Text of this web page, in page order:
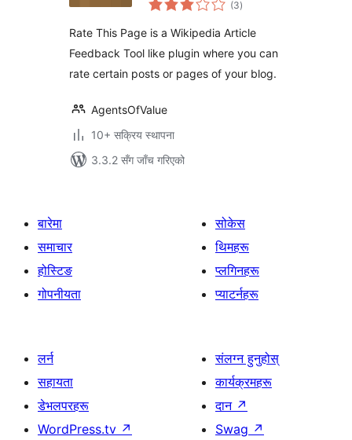
(3रेटिङ्गहरू
)
Rate This Page is a Wikipedia Article
Feedback Tool like plugin where you can
rate certain posts or pages of your blog.
AgentsOfValue
10+ सक्रिय स्थापना
3.3.2 सँग जाँच गरिएको
बारेमा
समाचार
होस्टिङ
गोपनीयता
सोकेस
थिमहरू
प्लगिनहरू
प्याटर्नहरू
लर्न
सहायता
डेभलपरहरू
WordPress.tv ↗
संलग्न हुनुहोस्
कार्यक्रमहरू
दान ↗
Swag ↗